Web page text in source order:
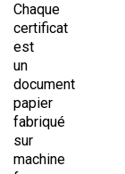
Chaque
certificat
est
un
document
papier
fabriqué
sur
machine